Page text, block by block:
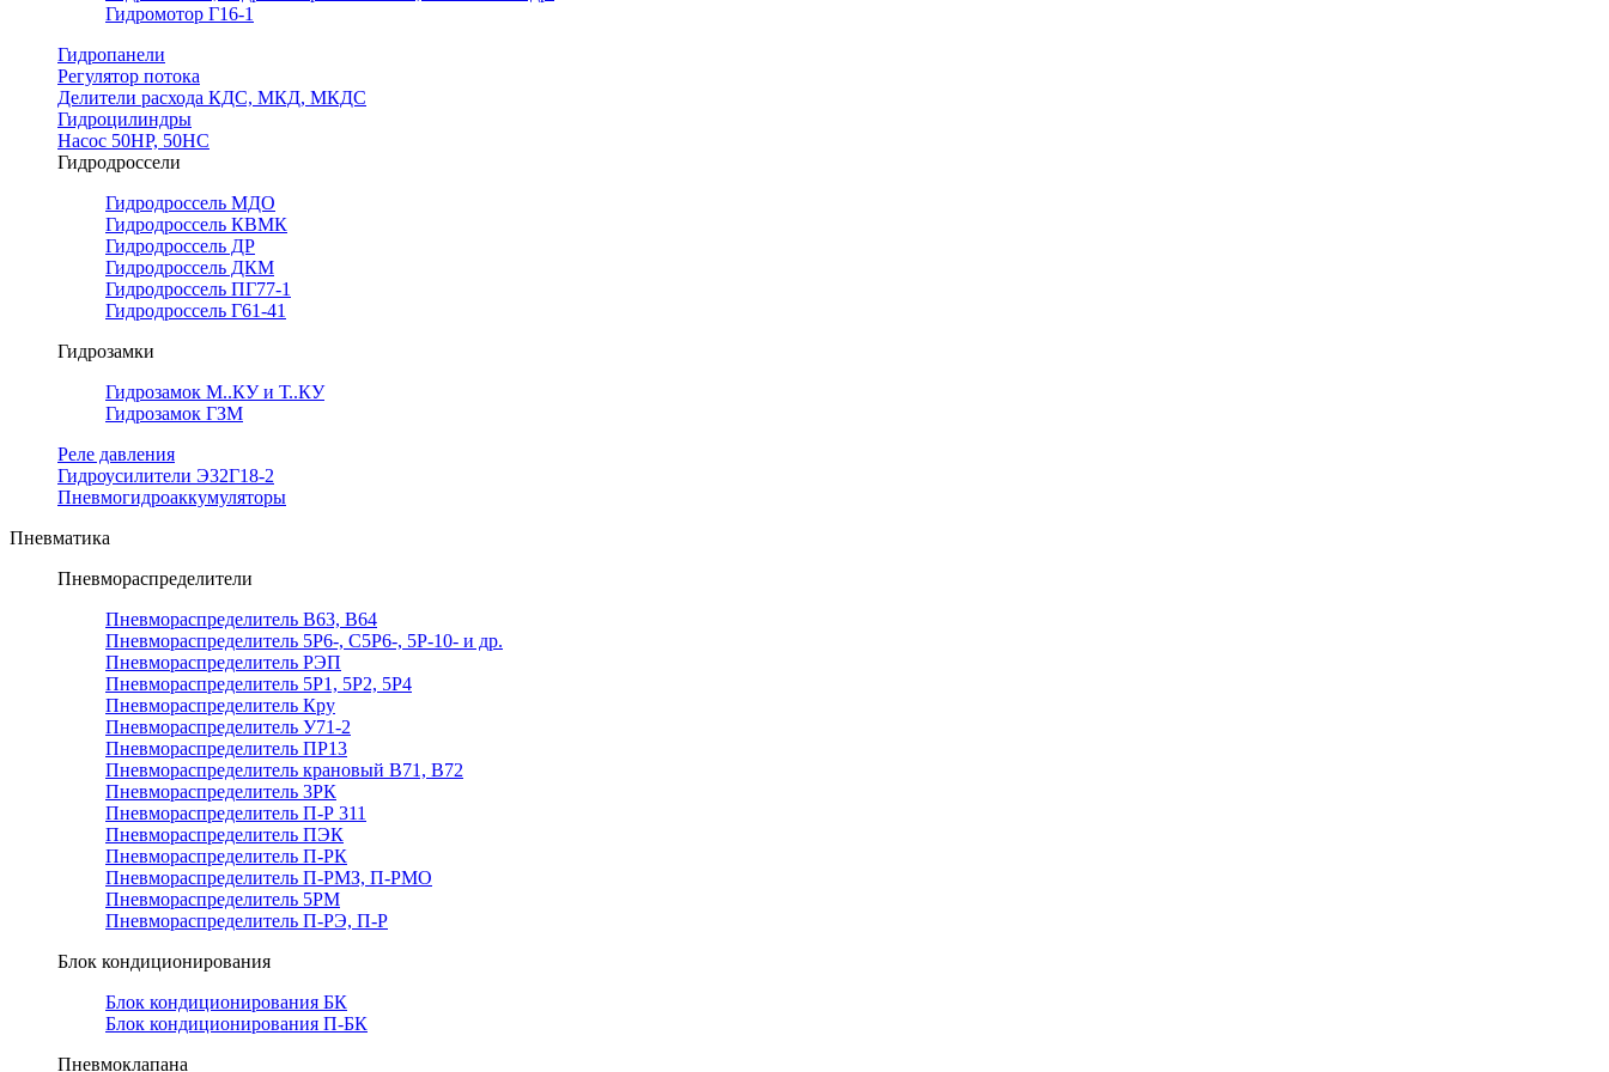
Гидромотор Г16-1
Гидропанели
Регулятор потока
Делители расхода КДС, МКД, МКДС
Гидроцилиндры
Насос 50НР, 50НС
Гидродроссели
Гидродроссель МДО
Гидродроссель КВМК
Гидродроссель ДР
Гидродроссель ДКМ
Гидродроссель ПГ77-1
Гидродроссель Г61-41
Гидрозамки
Гидрозамок М..КУ и Т..КУ
Гидрозамок ГЗМ
Реле давления
Гидроусилители Э32Г18-2
Пневмогидроаккумуляторы
Пневматика
Пневмораспределители
Пневмораспределитель В63, В64
Пневмораспределитель 5Р6-, С5Р6-, 5Р-10- и др.
Пневмораспределитель РЭП
Пневмораспределитель 5Р1, 5Р2, 5Р4
Пневмораспределитель Кру
Пневмораспределитель У71-2
Пневмораспределитель ПР13
Пневмораспределитель крановый В71, В72
Пневмораспределитель 3РК
Пневмораспределитель П-Р 311
Пневмораспределитель ПЭК
Пневмораспределитель П-РК
Пневмораспределитель П-РМЗ, П-РМО
Пневмораспределитель 5РМ
Пневмораспределитель П-РЭ, П-Р
Блок кондиционирования
Блок кондиционирования БК
Блок кондиционирования П-БК
Пневмоклапана